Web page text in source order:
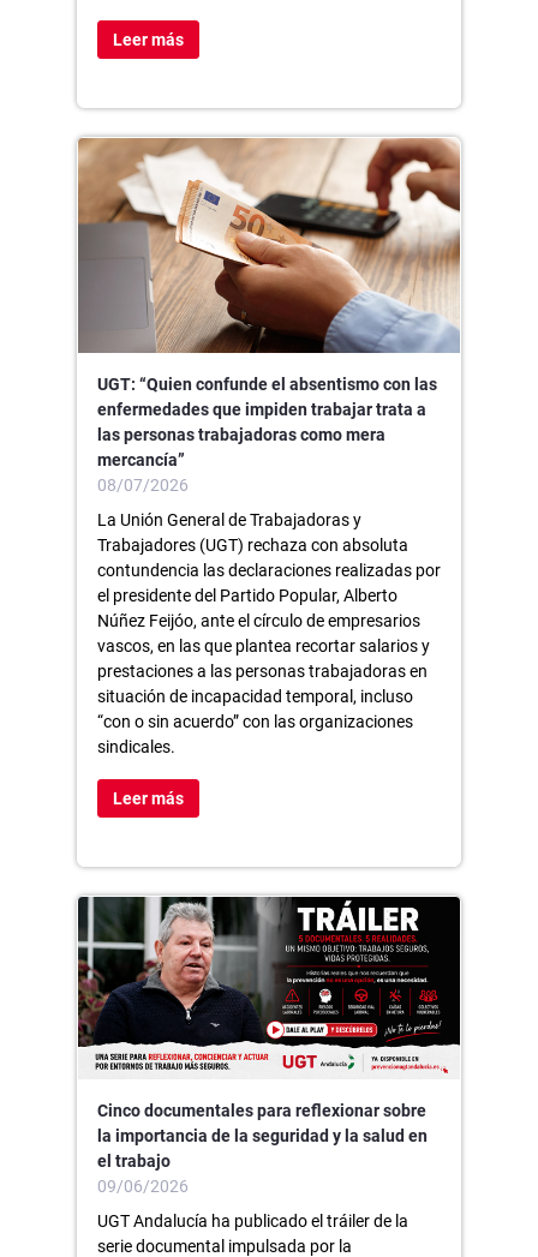
Leer más
UGT: “Quien confunde el absentismo con las
enfermedades que impiden trabajar trata a
las personas trabajadoras como mera
mercancía”
08/07/2026
La Unión General de Trabajadoras y
Trabajadores (UGT) rechaza con absoluta
contundencia las declaraciones realizadas por
el presidente del Partido Popular, Alberto
Núñez Feijóo, ante el círculo de empresarios
vascos, en las que plantea recortar salarios y
prestaciones a las personas trabajadoras en
situación de incapacidad temporal, incluso
“con o sin acuerdo” con las organizaciones
sindicales.
Leer más
Cinco documentales para reflexionar sobre
la importancia de la seguridad y la salud en
el trabajo
09/06/2026
UGT Andalucía ha publicado el tráiler de la
serie documental impulsada por la